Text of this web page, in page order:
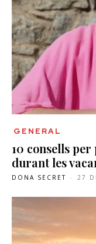
GENERAL
10 consells
durant les
DONA SECRET - 27